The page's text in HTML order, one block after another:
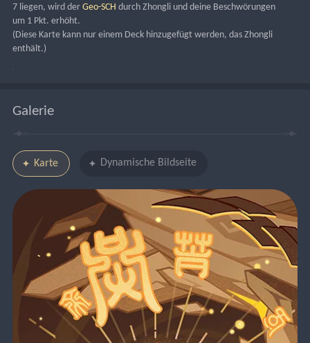
7 liegen, wird der Geo-SCH durch Zhongli und deine Beschwörungen
um 1 Pkt. erhöht.
(Diese Karte kann nur einem Deck hinzugefügt werden, das Zhongli
enthält.)
Galerie
Karte Dynamische Bildseite